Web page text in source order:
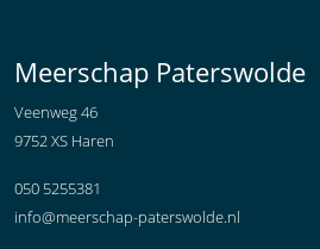
Meerschap Paterswolde
Veenweg 46
9752 XS Haren
050 5255381
info@meerschap-paterswolde.nl